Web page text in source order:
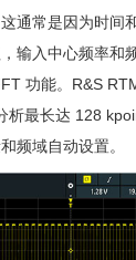
通常是因为时间
输入中心频率和
功能。R&S
析最长达 128
频域自动设置。